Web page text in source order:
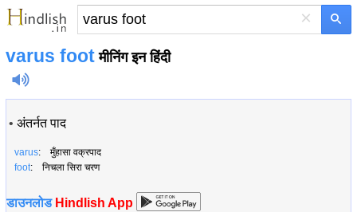
×
varus foot मीनिंग इन हिंदी
• अंतर्नत पाद
varus: मुँहासा वक्रपाद
foot: निचला सिरा चरण
डाउनलोड Hindlish App